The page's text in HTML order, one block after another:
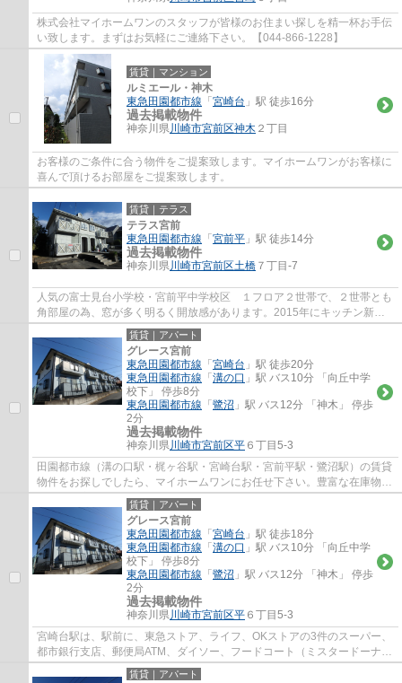
株式会社マイホームワンのスタッフが皆様のお住まい探しを精一杯お手伝
い致します。まずはお気軽にご連絡下さい。【044-866-1228】
賃貸｜マンション
ルミエール・神木
東急田園都市線 「 宮崎台 」駅 徒歩16分
過去掲載物件
神奈川県川崎市宮前区神木 ２丁目
お客様のご条件に合う物件をご提案致します。マイホームワンがお客様に
喜んで頂けるお部屋をご提案致します。
賃貸｜テラス
テラス宮前
東急田園都市線 「 宮前平 」駅 徒歩14分
過去掲載物件
神奈川県川崎市宮前区土橋 ７丁目-7
人気の富士見台小学校・宮前平中学校区 １フロア２世帯で、２世帯とも
角部屋の為、窓が多く明るく開放感があります。2015年にキッチン新品
交換済み、追い焚き機能付きバス ペット飼...
賃貸｜アパート
グレース宮前
東急田園都市線 「 宮崎台 」駅 徒歩20分
東急田園都市線 「 溝の口 」駅 バス10分 「向丘中学
校下」 停歩8分
東急田園都市線 「 鷺沼 」駅 バス12分 「神木」 停歩
2分
過去掲載物件
神奈川県川崎市宮前区平 ６丁目5-3
田園都市線（溝の口駅・梶ヶ谷駅・宮崎台駅・宮前平駅・鷺沼駅）の賃貸
物件をお探しでしたら、マイホームワンにお任せ下さい。豊富な在庫物件
から、お客様のご要望に合うお部屋をご提...
賃貸｜アパート
グレース宮前
東急田園都市線 「 宮崎台 」駅 徒歩18分
東急田園都市線 「 溝の口 」駅 バス10分 「向丘中学
校下」 停歩8分
東急田園都市線 「 鷺沼 」駅 バス12分 「神木」 停歩
2分
過去掲載物件
神奈川県川崎市宮前区平 ６丁目5-3
宮崎台駅は、駅前に、東急ストア、ライフ、OKストアの3件のスーパー、
都市銀行支店、郵便局ATM、ダイソー、フードコート（ミスタードーナ
ツ、ケンタッキー、タリーズ、銀だこ）等があ...
賃貸｜アパート